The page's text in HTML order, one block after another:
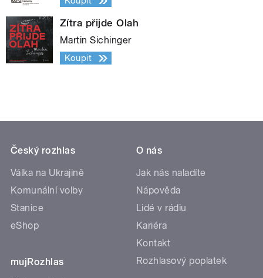
Zítra přijde Olah
Martin Sichinger
Koupit
Český rozhlas
Válka na Ukrajině
Komunální volby
Stanice
eShop
mujRozhlas
O nás
Jak nás naladíte
Nápověda
Lidé v rádiu
Kariéra
Kontakt
Rozhlasový poplatek